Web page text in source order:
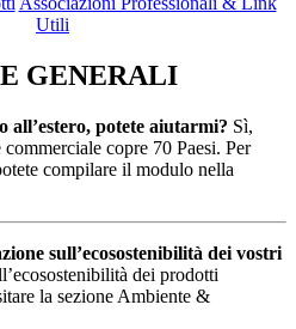
Utili
GENERALI
all’estero, potete aiutarmi? Sì,
copre 70 Paesi. Per
compilare il modulo nella
sull’ecosostenibilità dei vostri
dei prodotti
la sezione Ambiente &